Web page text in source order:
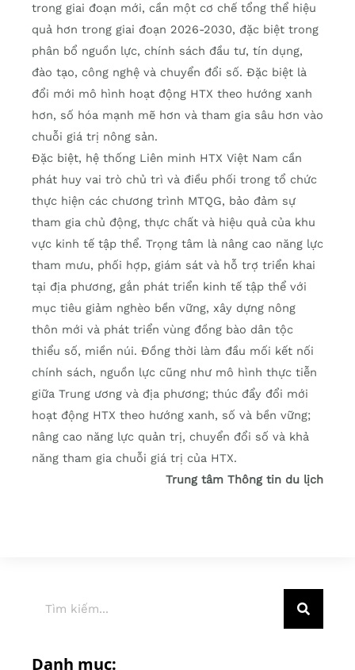
trong giai đoạn mới, cần một cơ chế tổng thể hiệu
quả hơn trong giai đoạn 2026-2030, đặc biệt trong
phân bổ nguồn lực, chính sách đầu tư, tín dụng,
đào tạo, công nghệ và chuyển đổi số. Đặc biệt là
đổi mới mô hình hoạt động HTX theo hướng xanh
hơn, số hóa mạnh mẽ hơn và tham gia sâu hơn vào
chuỗi giá trị nông sản.
Đặc biệt, hệ thống Liên minh HTX Việt Nam cần
phát huy vai trò chủ trì và điều phối trong tổ chức
thực hiện các chương trình MTQG, bảo đảm sự
tham gia chủ động, thực chất và hiệu quả của khu
vực kinh tế tập thể. Trọng tâm là nâng cao năng lực
tham mưu, phối hợp, giám sát và hỗ trợ triển khai
tại địa phương, gắn phát triển kinh tế tập thể với
mục tiêu giảm nghèo bền vững, xây dựng nông
thôn mới và phát triển vùng đồng bào dân tộc
thiểu số, miền núi. Đồng thời làm đầu mối kết nối
chính sách, nguồn lực cũng như mô hình thực tiễn
giữa Trung ương và địa phương; thúc đẩy đổi mới
hoạt động HTX theo hướng xanh, số và bền vững;
nâng cao năng lực quản trị, chuyển đổi số và khả
năng tham gia chuỗi giá trị của HTX.
Trung tâm Thông tin du lịch
Danh mục: